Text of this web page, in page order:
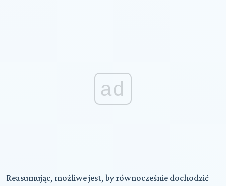
ad
Reasumując, możliwe jest, by równocześnie dochodzić